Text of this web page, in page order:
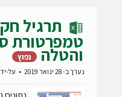
תרגיל
טמפרטורת
והטלה נפוץ
נערך ב- 28 ינואר 2019 על-